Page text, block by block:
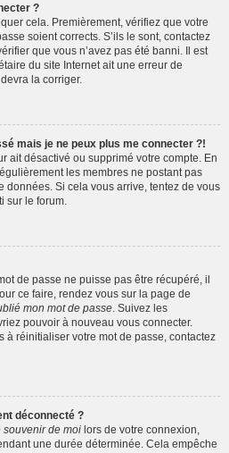
?
cela. Premièrement, vérifiez que votre
soient corrects. S’ils le sont, contactez
que vous n’avez pas été banni. Il est
du site Internet ait une erreur de
la corriger.
mais je ne peux plus me connecter ?!
ait désactivé ou supprimé votre compte. En
les membres ne postant pas
données. Si cela vous arrive, tentez de vous
sur le forum.
de passe ne puisse pas être récupéré, il
ce faire, rendez vous sur la page de
mon mot de passe . Suivez les
pouvoir à nouveau vous connecter.
à réinitialiser votre mot de passe, contactez
déconnecté ?
souvenir de moi lors de votre connexion,
une durée déterminée. Cela empêche